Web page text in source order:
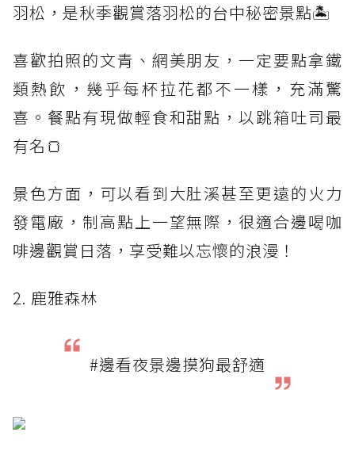
羽松，是秋季觀賞落羽松的台中秘密景點🏝️
喜歡拍照的文青、網美朋友，一定要點拿鐵
類熱飲，幾乎每杯拉花都不一樣，充滿驚
喜。餐點有現做輕食和甜點，以跳箱吐司最
有名🍞
景色方面，可以看到大肚溪甚至更遠的火力
發電廠，制高點上一望無際，很適合邊喝咖
啡邊觀賞日落，享受難以忘懷的浪漫！
2. 鹿雅森林
#邊看夜景邊摸狗最舒適